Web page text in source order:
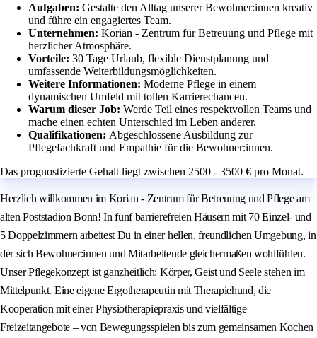
Aufgaben: Gestalte den Alltag unserer Bewohner:innen kreativ
und führe ein engagiertes Team.
Unternehmen: Korian - Zentrum für Betreuung und Pflege mit
herzlicher Atmosphäre.
Vorteile: 30 Tage Urlaub, flexible Dienstplanung und
umfassende Weiterbildungsmöglichkeiten.
Weitere Informationen: Moderne Pflege in einem
dynamischen Umfeld mit tollen Karrierechancen.
Warum dieser Job: Werde Teil eines respektvollen Teams und
mache einen echten Unterschied im Leben anderer.
Qualifikationen: Abgeschlossene Ausbildung zur
Pflegefachkraft und Empathie für die Bewohner:innen.
Das prognostizierte Gehalt liegt zwischen 2500 - 3500 € pro Monat.
Herzlich willkommen im Korian - Zentrum für Betreuung und Pflege am
alten Poststadion Bonn! In fünf barrierefreien Häusern mit 70 Einzel- und
5 Doppelzimmern arbeitest Du in einer hellen, freundlichen Umgebung, in
der sich Bewohner:innen und Mitarbeitende gleichermaßen wohlfühlen.
Unser Pflegekonzept ist ganzheitlich: Körper, Geist und Seele stehen im
Mittelpunkt. Eine eigene Ergotherapeutin mit Therapiehund, die
Kooperation mit einer Physiotherapiepraxis und vielfältige
Freizeitangebote – von Bewegungsspielen bis zum gemeinsamen Kochen